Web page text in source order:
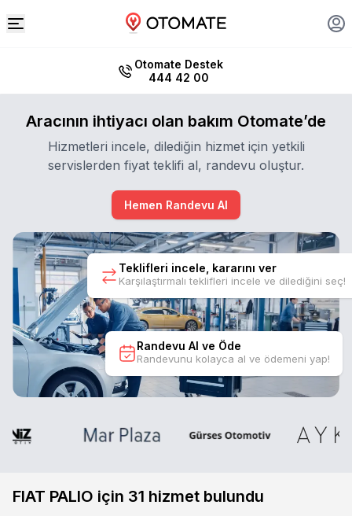
Otomate Destek
444 42 00
Aracının ihtiyacı olan bakım Otomate’de
Hizmetleri incele, dilediğin hizmet için yetkili
servislerden fiyat teklifi al, randevu oluştur.
Hemen Randevu Al
Teklifleri incele, kararını ver
Karşılaştırmalı teklifleri incele ve dilediğini seç!
Randevu Al ve Öde
Randevunu kolayca al ve ödemeni yap!
FIAT PALIO için 31 hizmet bulundu